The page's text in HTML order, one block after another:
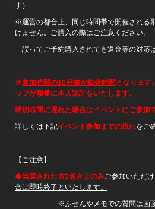
す）
※運営の都合上、同じ時間帯で開催される
けません。ご購入の際はご注意ください。
誤ってご予約購入されても返金等の対応
※参加時間の10分前が集合時間 となります
ッフが順番に本人認証をいたします。
締切時間に遅れた場合はイベントにご参加
詳しくは下記イベント参加までの流れをご
【ご注意】
◆当選された方1名さまのみご参加いただけ
合は即時終了といたします。
※ふせんやメモでの質問は画面上